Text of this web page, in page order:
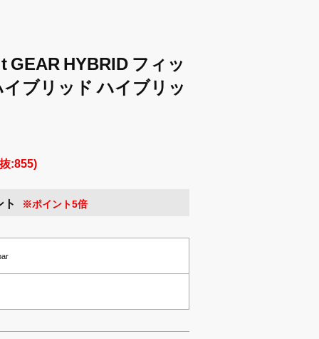
GEAR HYBRID フィッ
ブリッド ハイブリッ
:855)
※ポイント5倍